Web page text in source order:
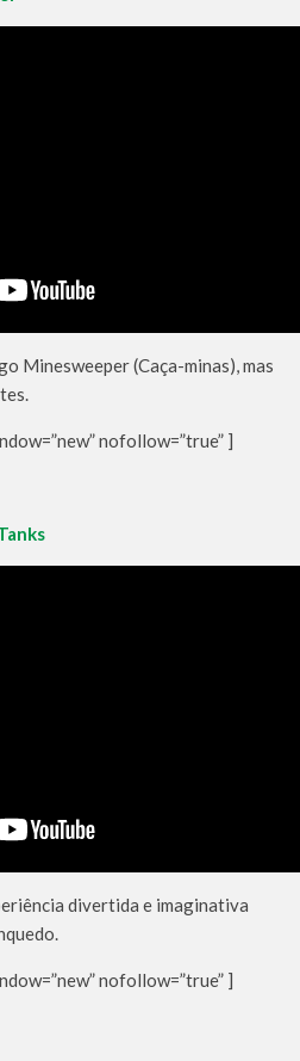
Minesweeper (Caça-minas), mas
nofollow=”true” ]
divertida e imaginativa
nofollow=”true” ]